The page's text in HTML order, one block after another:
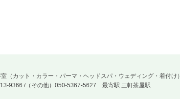
（カット・カラー・パーマ・ヘッドスパ・ウェディング・着付け）
9366 /（その他）050-5367-5627 最寄駅 三軒茶屋駅